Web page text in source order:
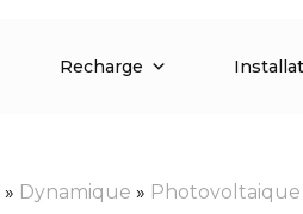
Recharge
» Dynamique » Photovoltaique